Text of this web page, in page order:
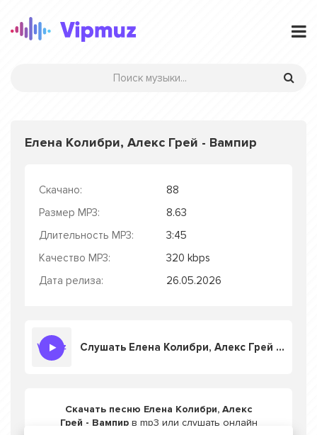
Елена Колибри, Алекс Грей - Вампир
Скачано:
88
Размер MP3:
8.63
Длительность MP3:
3:45
Качество MP3:
320 kbps
Дата релиза:
26.05.2026
Слушать Елена Колибри, Алекс Грей - Вампир
Скачать песню Елена Колибри, Алекс
Грей - Вампирв mp3 или слушать онлайн